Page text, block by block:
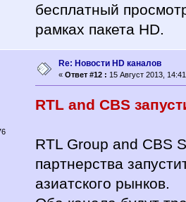
бесплатный
рамках пакета HD.
Re: Новости HD каналов
« Ответ #12 : 15 Август 2013,
RTL and CBS
RTL Group and CBS
партнерства
азиатского рынков.